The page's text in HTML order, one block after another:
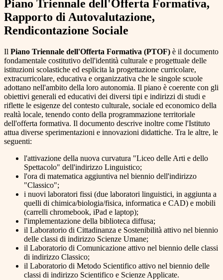
Piano Triennale dell'Offerta Formativa,
Rapporto di Autovalutazione,
Rendicontazione Sociale
Il Piano Triennale dell'Offerta Formativa (PTOF) è il documento
fondamentale costitutivo dell'identità culturale e progettuale delle
istituzioni scolastiche ed esplicita la progettazione curricolare,
extracurricolare, educativa e organizzativa che le singole scuole
adottano nell'ambito della loro autonomia. Il piano è coerente con gli
obiettivi generali ed educativi dei diversi tipi e indirizzi di studi e
riflette le esigenze del contesto culturale, sociale ed economico della
realtà locale, tenendo conto della programmazione territoriale
dell'offerta formativa. Il documento descrive inoltre come l'Istituto
attua diverse sperimentazioni e innovazioni didattiche. Tra le altre, le
seguenti:
l'attivazione della nuova curvatura "Liceo delle Arti e dello
Spettacolo" dell'indirizzo Linguistico;
l'ora di matematica aggiuntiva nel biennio dell'indirizzo
"Classico";
i nuovi laboratori fissi (due laboratori linguistici, in aggiunta a
quelli di chimica/biologia/fisica, informatica e CAD) e mobili
(carrelli chromebook, iPad e laptop);
l'implementazione della biblioteca diffusa;
il Laboratorio di Cittadinanza e Sostenibilità attivo nel biennio
delle classi di indirizzo Scienze Umane;
il Laboratorio di Comunicazione attivo nel biennio delle classi
di indirizzo Classico;
il Laboratorio di Metodo Scientifico attivo nel biennio delle
classi di indirizzo Scientifico e Scienze Applicate.